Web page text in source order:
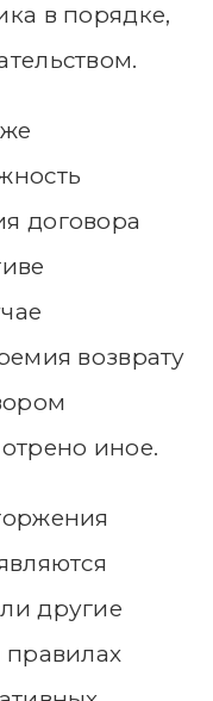
в порядке,
договора
возврату
иное.
другие